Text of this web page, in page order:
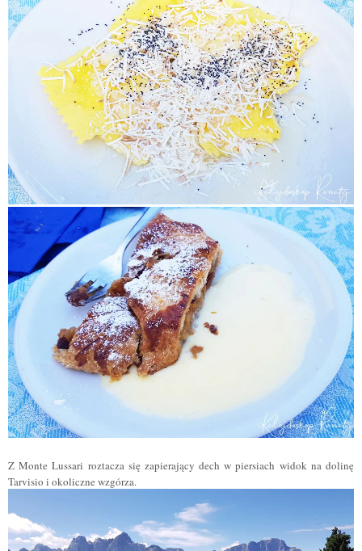
Z Monte Lussari roztacza się zapierający dech w piersiach widok na dolinę
Tarvisio i okoliczne wzgórza.